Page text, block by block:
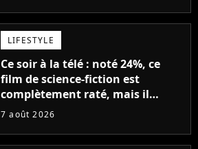
LIFESTYLE
Ce soir à la télé : noté 24%, ce
film de science-fiction est
complètement raté, mais il
aurait pu être encore pire à
7 août 2026